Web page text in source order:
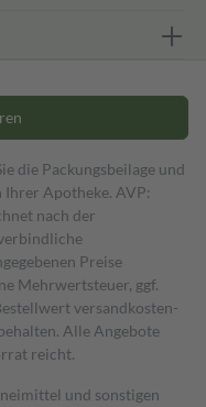
die Packungsbeilage und
Apotheke. AVP:
nach der
Preise
Mehrwertsteuer, ggf.
versand­kosten­
Alle Angebote
reicht.
und sonstigen